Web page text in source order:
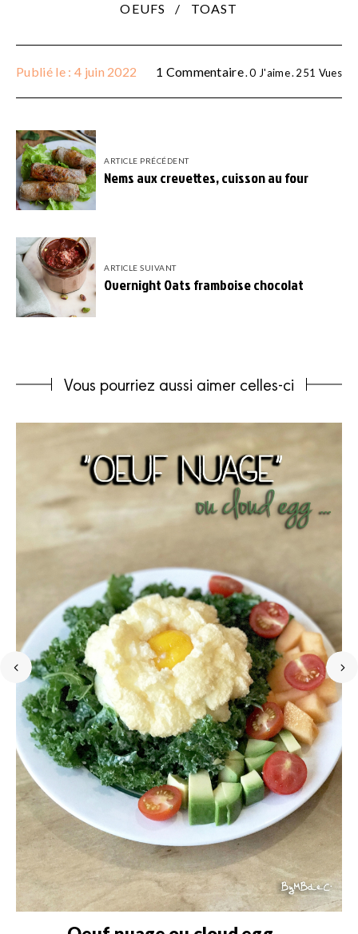
OEUFS
TOAST
Publié le : 4 juin 2022 1 Commentaire 0 J'aime 251 Vues
ARTICLE PRÉCÉDENT
Nems aux crevettes, cuisson au four
ARTICLE SUIVANT
Overnight Oats framboise chocolat
Vous pourriez aussi aimer celles-ci